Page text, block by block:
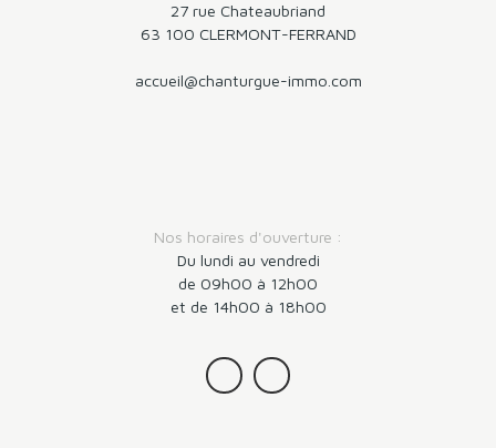
27 rue Chateaubriand
63 100 CLERMONT-FERRAND
accueil@chanturgue-immo.com
Nos horaires d'ouverture :
Du lundi au vendredi
de 09h00 à 12h00
et de 14h00 à 18h00